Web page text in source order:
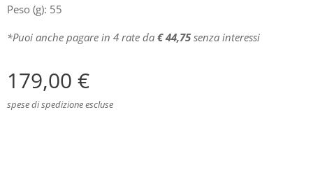
Peso (g): 55
*Puoi anche pagare in 4 rate da € 44,75senza interessi
179,00 €
spese di spedizione escluse